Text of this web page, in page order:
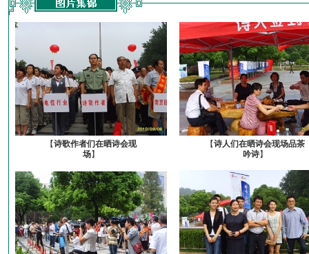
【诗歌作者们在晒诗会现
场】
【诗人们在晒诗会现场品茶
吟诗】